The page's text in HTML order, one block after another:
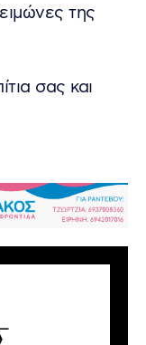
της
σας και